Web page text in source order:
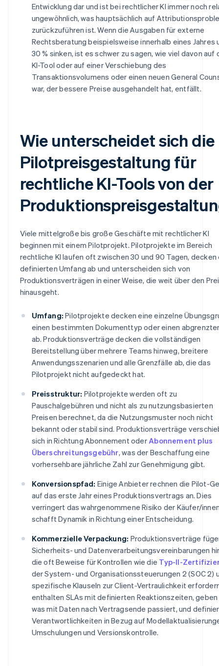
Entwicklung dar und ist bei rechtlicher KI immer noch
ungewöhnlich, was hauptsächlich auf
zurückzuführen ist. Wenn die Ausgaben für externe
Rechtsberatung beispielsweise innerhalb eines Jahres
30 % sinken, ist es schwer zu sagen, wie viel davon auf
KI-Tool oder auf einer Verschiebung des
Transaktionsvolumens oder einen neuen General
war, der bessere Preise ausgehandelt hat, entfällt.
Wie unterscheidet sich die
Pilotpreisgestaltung für
rechtliche KI-Tools von der
Viele mittelgroße bis große Geschäfte mit rechtlicher KI
beginnen mit einem Pilotprojekt. Pilotprojekte im Bereich
rechtliche KI laufen oft zwischen 30 und 90 Tagen, decken
definierten Umfang ab und unterscheiden sich von
Produktionsverträgen in einer Weise, die weit über den
hinausgeht.
Umfang: Pilotprojekte decken eine einzelne
einen bestimmten Dokumenttyp oder einen
ab. Produktionsverträge decken die vollständigen
Bereitstellung über mehrere Teams hinweg, breitere
Anwendungsszenarien und alle Grenzfälle ab, die das
Pilotprojekt nicht aufgedeckt hat.
Preisstruktur: Pilotprojekte werden oft zu
Pauschalgebühren und nicht als zu nutzungsbasierten
Preisen berechnet, da die Nutzungsmuster noch nicht
bekannt oder stabil sind. Produktionsverträge
sich in Richtung Abonnement oder Abonnement plus
Überschreitungsgebühr, was der Beschaffung eine
vorhersehbare jährliche Zahl zur Genehmigung gibt.
Konversionspfad: Einige Anbieter rechnen die Pilot-
auf das erste Jahr eines Produktionsvertrags an. Dies
verringert das wahrgenommene Risiko der Käufer/
schafft Dynamik in Richtung einer Entscheidung.
Kommerzielle Verpackung: Produktionsverträge
Sicherheits- und Datenverarbeitungsvereinbarungen
die oft Beweise für Kontrollen wie die Typ-II-
der System- und Organisationssteuerungen 2 (SOC 2)
spezifische Klauseln zur Client-Vertraulichkeit
enthalten SLAs mit definierten Reaktionszeiten, geben
was mit Daten nach Vertragsende passiert, und
Verantwortlichkeiten in Bezug auf
Umschulungen und Versionskontrolle.